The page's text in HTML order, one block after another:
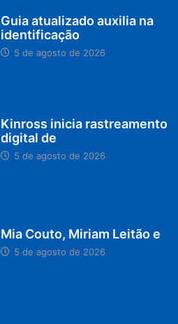
Guia atualizado auxilia na
identificação
5 de agosto de 2026
Kinross inicia rastreamento
digital de
5 de agosto de 2026
Mia Couto, Miriam Leitão e
5 de agosto de 2026